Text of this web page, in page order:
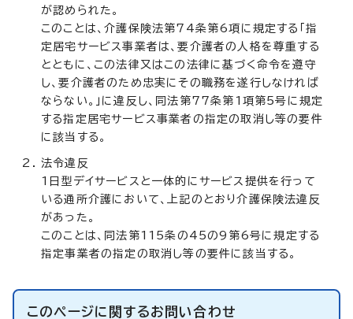
が認められた。
このことは、介護保険法第74条第6項に規定する「指
定居宅サービス事業者は、要介護者の人格を尊重する
とともに、この法律又はこの法律に基づく命令を遵守
し、要介護者のため忠実にその職務を遂行しなければ
ならない。」に違反し、同法第77条第1項第5号に規定
する指定居宅サービス事業者の指定の取消し等の要件
に該当する。
法令違反
1日型デイサービスと一体的にサービス提供を行って
いる通所介護において、上記のとおり介護保険法違反
があった。
このことは、同法第115条の45の9第6号に規定する
指定事業者の指定の取消し等の要件に該当する。
このページに関するお問い合わせ